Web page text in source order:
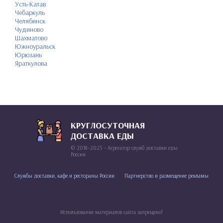
Усть-Катав
Чебаркуль
Челябинск
Чудиново
Шахматово
Южноуральск
Юрюзань
Яраткулова
КРУГЛОСУТОЧНАЯ
ДОСТАВКА ЕДЫ
© 2018–2025 – Агрегатор служб доставки еды
России
Службы доставки, кафе и рестораны России Партнерство и размещение рекламы
Использование материалов сайта запрещено!